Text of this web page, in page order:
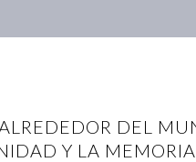
DEL
Y LA